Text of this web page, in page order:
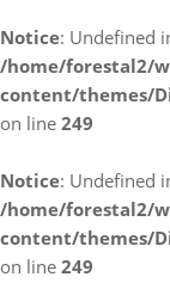
Notice: Undefined
/home/forestal2/
content/themes/
on line 249
Notice: Undefined
/home/forestal2/
content/themes/
on line 249